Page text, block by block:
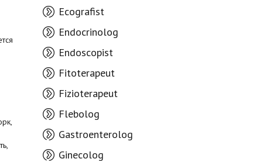
Ecografist
Endocrinolog
Endoscopist
Fitoterapeut
Fizioterapeut
Flebolog
Gastroenterolog
Ginecolog